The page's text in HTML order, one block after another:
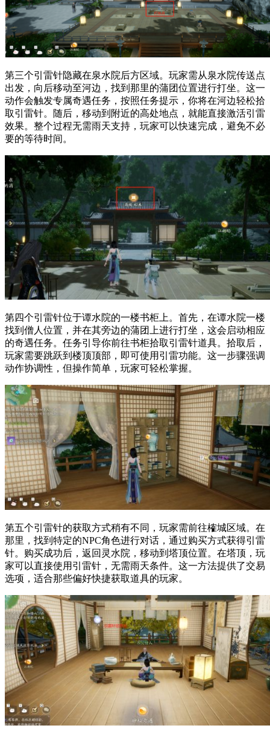
第三个引雷针隐藏在泉水院后方区域。玩家需从泉水院传送点
出发，向后移动至河边，找到那里的蒲团位置进行打坐。这一
动作会触发专属奇遇任务，按照任务提示，你将在河边轻松拾
取引雷针。随后，移动到附近的高处地点，就能直接激活引雷
效果。整个过程无需雨天支持，玩家可以快速完成，避免不必
要的等待时间。
第四个引雷针位于谭水院的一楼书柜上。首先，在谭水院一楼
找到僧人位置，并在其旁边的蒲团上进行打坐，这会启动相应
的奇遇任务。任务引导你前往书柜拾取引雷针道具。拾取后，
玩家需要跳跃到楼顶顶部，即可使用引雷功能。这一步骤强调
动作协调性，但操作简单，玩家可轻松掌握。
第五个引雷针的获取方式稍有不同，玩家需前往榷城区域。在
那里，找到特定的NPC角色进行对话，通过购买方式获得引雷
针。购买成功后，返回灵水院，移动到塔顶位置。在塔顶，玩
家可以直接使用引雷针，无需雨天条件。这一方法提供了交易
选项，适合那些偏好快捷获取道具的玩家。